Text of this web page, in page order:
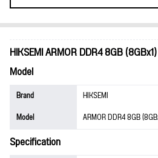
HIKSEMI ARMOR DDR4 8GB
Model
Brand
HIKSEMI
Model
ARMOR DDR4 8GB
Specification